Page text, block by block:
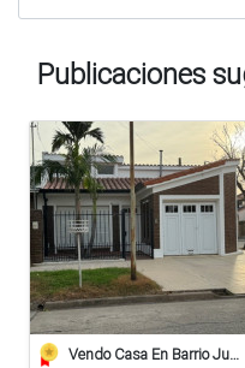
Publicaciones
Vendo Casa En Barrio Juan De Garay Calle Corrientes 406